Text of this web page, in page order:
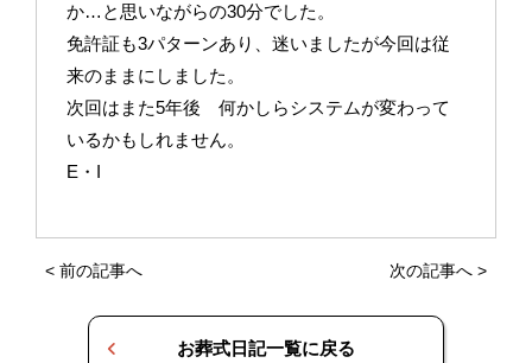
か…と思いながらの30分でした。
免許証も3パターンあり、迷いましたが今回は従
来のままにしました。
次回はまた5年後 何かしらシステムが変わって
いるかもしれません。
E・I
< 前の記事へ 次の記事へ >
お葬式日記一覧に戻る